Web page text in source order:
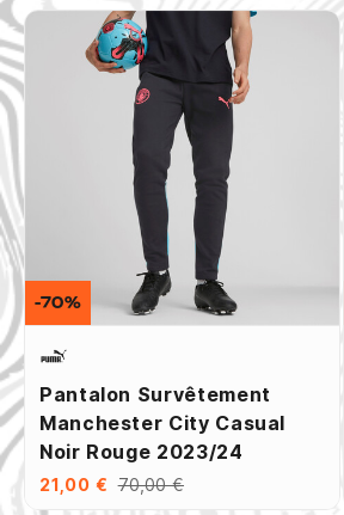
Pantalon Survêtement
Manchester City Casual
Noir Rouge 2023/24
21,00 € 70,00 €
-70%